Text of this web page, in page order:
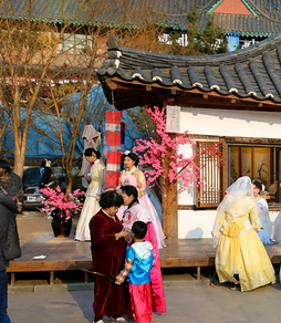
중국어와 조선어가 함께 사용된다.
오랜 생활문화가 자연스럽게 이어지
쉽게 만나기 어려운 풍경이다. 연길을 대표하는 관광지인 조선족민
속원은 연변 문화를 가장 가까이에서
옥과 생활공간이 재현돼 있고, 조선
려...